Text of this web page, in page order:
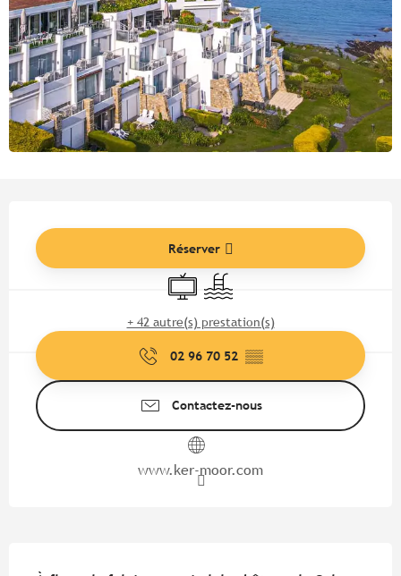
Réserver
Télévision
Piscine
+ 42 autre(s) prestation(s)
02 96 70 52 ▒▒
Contactez-nous
www.ker-moor.com